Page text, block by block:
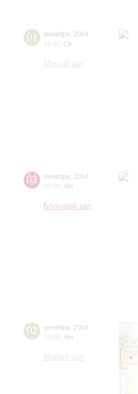
01 октября 2014
19:00 Ср
Малый зал
02 октября 2014
20:00 Чт
Большой зал
02 октября 2014
19:00 Чт
Малый зал